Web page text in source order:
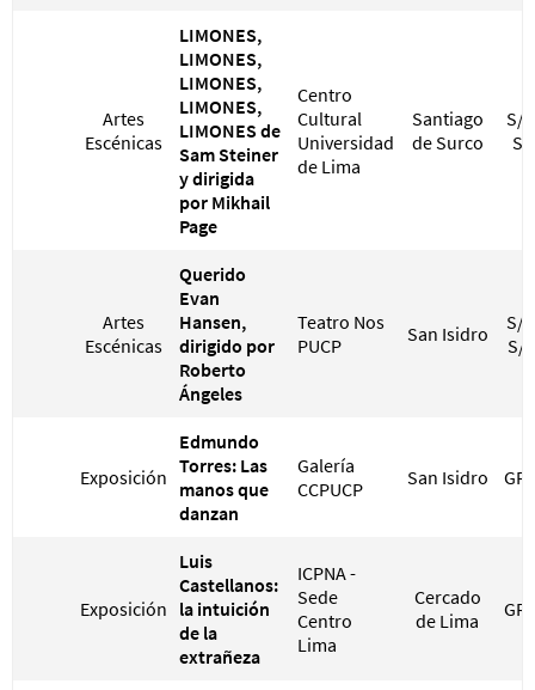
Artes
Escénicas
LIMONES,
LIMONES,
LIMONES,
LIMONES,
LIMONES de
Sam Steiner
y dirigida
por Mikhail
Page
Centro
Cultural
Universidad
de Lima
Santiago
de Surco
S/
S/
Artes
Escénicas
Querido
Evan
Hansen,
dirigido por
Roberto
Ángeles
Teatro Nos
PUCP
San Isidro
S/
S/
Exposición
Edmundo
Torres: Las
manos que
danzan
Galería
CCPUCP
San Isidro
Exposición
Luis
Castellanos:
la intuición
de la
extrañeza
ICPNA -
Sede
Centro
Lima
Cercado
de Lima